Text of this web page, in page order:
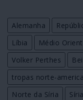
Alemanha
Líbia
Médio
Volker Perthes
tropas norte-
Norte da Síria
Síria